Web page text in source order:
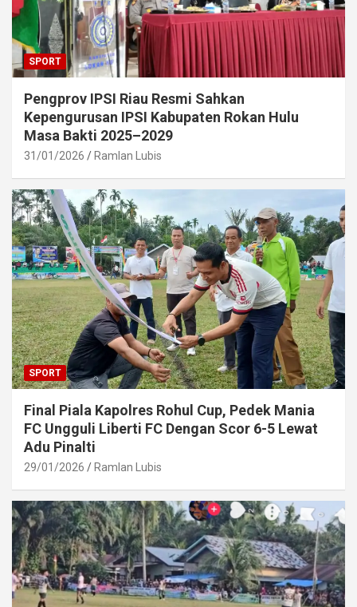
SPORT
Pengprov IPSI Riau Resmi Sahkan
Kepengurusan IPSI Kabupaten Rokan Hulu
Masa Bakti 2025–2029
31/01/2026 Ramlan Lubis
SPORT
Final Piala Kapolres Rohul Cup, Pedek Mania
FC Ungguli Liberti FC Dengan Scor 6-5 Lewat
Adu Pinalti
29/01/2026 Ramlan Lubis